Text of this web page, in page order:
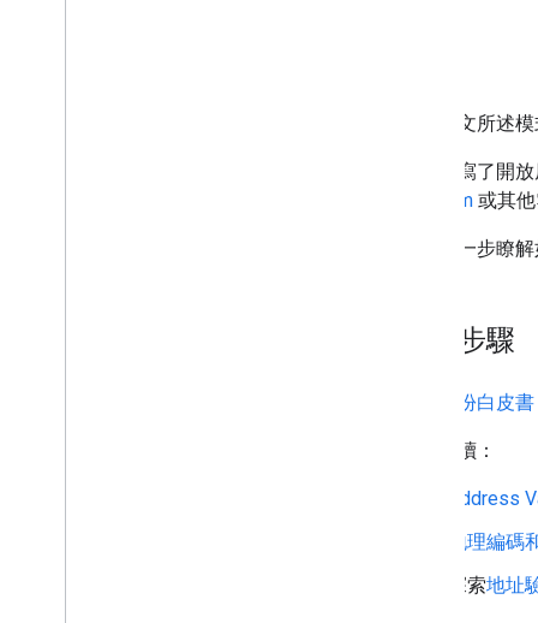
套用本文所述
我們編寫了開
Platform 或其他
如要進一步瞭
後續步驟
這份白皮書
建議閱讀：
Address
地理編碼
探索地址